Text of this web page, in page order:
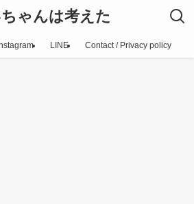
ゃんは考えた
LINE Contact / Privacy policy